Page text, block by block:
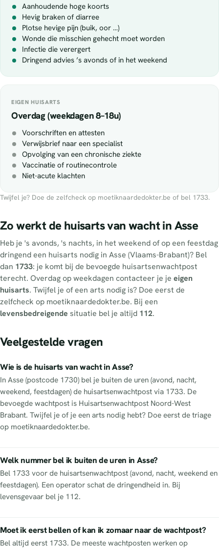
Aanhoudende hoge koorts
Hevig braken of diarree
Plotse hevige pijn (buik, oor …)
Wonde die misschien gehecht moet worden
Infectie die verergert
Dringend advies ’s avonds of in het weekend
EIGEN HUISARTS
Overdag (weekdagen 8–18u)
Voorschriften en attesten
Verwijsbrief naar een specialist
Opvolging van een chronische ziekte
Vaccinatie of routinecontrole
Niet-acute klachten
Twijfel je? Doe de zelfcheck op moetiknaardedokter.be of bel 1733.
Zo werkt de huisarts van wacht in Asse
Heb je 's avonds, 's nachts, in het weekend of op een feestdag
dringend een huisarts nodig in Asse (Vlaams-Brabant)? Bel
dan 1733: je komt bij de bevoegde huisartsenwachtpost
terecht. Overdag op weekdagen contacteer je je eigen
huisarts. Twijfel je of een arts nodig is? Doe eerst de
zelfcheck op moetiknaardedokter.be. Bij een
levensbedreigende situatie bel je altijd 112.
Veelgestelde vragen
Wie is de huisarts van wacht in Asse?
In Asse (postcode 1730) bel je buiten de uren (avond, nacht,
weekend, feestdagen) de huisartsenwachtpost via 1733. De
bevoegde wachtpost is Huisartsenwachtpost Noord-West
Brabant. Twijfel je of je een arts nodig hebt? Doe eerst de triage
op moetiknaardedokter.be.
Welk nummer bel ik buiten de uren in Asse?
Bel 1733 voor de huisartsenwachtpost (avond, nacht, weekend en
feestdagen). Een operator schat de dringendheid in. Bij
levensgevaar bel je 112.
Moet ik eerst bellen of kan ik zomaar naar de wachtpost?
Bel altijd eerst 1733. De meeste wachtposten werken op